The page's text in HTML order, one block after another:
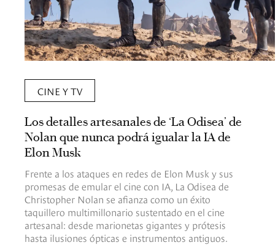
CINE Y TV
Los detalles artesanales de ‘La Odisea’ de
Nolan que nunca podrá igualar la IA de
Elon Musk
Frente a los ataques en redes de Elon Musk y sus
promesas de emular el cine con IA, La Odisea de
Christopher Nolan se afianza como un éxito
taquillero multimillonario sustentado en el cine
artesanal: desde marionetas gigantes y prótesis
hasta ilusiones ópticas e instrumentos antiguos.